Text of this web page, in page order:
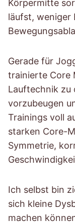
Körpermitte
läufst, weniger
Gerade für
trainierte Core
Lauftechnik zu
vorzubeugen
Trainings voll
starken Core-
Symmetrie,
Ich selbst bin
sich kleine
machen